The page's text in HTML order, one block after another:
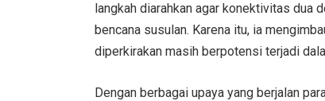
langkah diarahkan agar konektivitas dua
bencana susulan. Karena itu, ia
diperkirakan masih berpotensi terjadi
Dengan berbagai upaya yang berjalan